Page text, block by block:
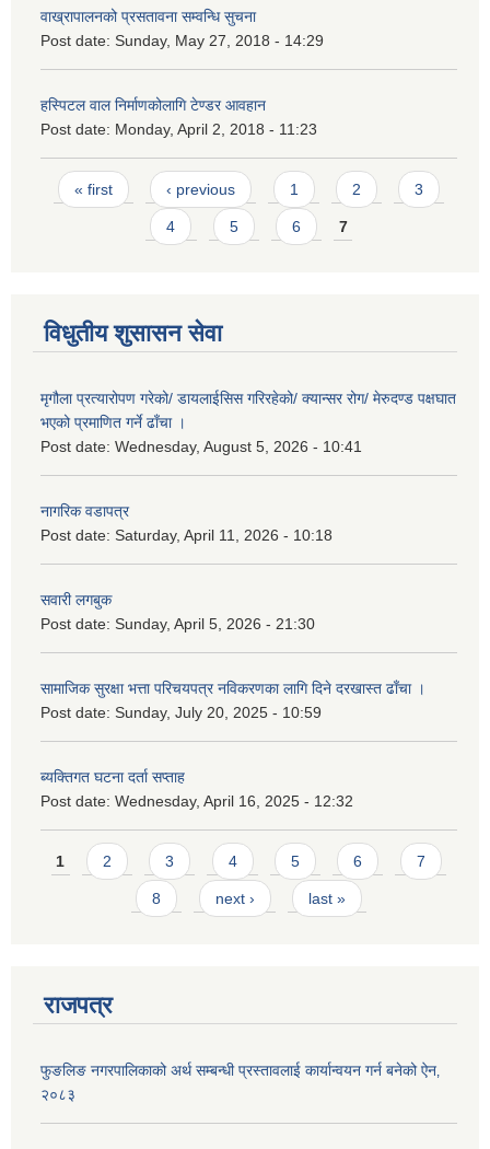
वाख्रापालनको प्रसतावना सम्वन्धि सुचना
Post date: Sunday, May 27, 2018 - 14:29
हस्पिटल वाल निर्माणकोलागि टेण्डर आवहान
Post date: Monday, April 2, 2018 - 11:23
Pages
« first ‹ previous 1 2 3
4 5 6 7
विधुतीय शुसासन सेवा
मृगौला प्रत्यारोपण गरेको/ डायलाईसिस गरिरहेको/ क्यान्सर रोग/ मेरुदण्ड पक्षघात
भएको प्रमाणित गर्ने ढाँचा ।
Post date: Wednesday, August 5, 2026 - 10:41
नागरिक वडापत्र
Post date: Saturday, April 11, 2026 - 10:18
सवारी लगबुक
Post date: Sunday, April 5, 2026 - 21:30
सामाजिक सुरक्षा भत्ता परिचयपत्र नविकरणका लागि दिने दरखास्त ढाँचा ।
Post date: Sunday, July 20, 2025 - 10:59
ब्यक्तिगत घटना दर्ता सप्ताह
Post date: Wednesday, April 16, 2025 - 12:32
Pages
1 2 3 4 5 6 7
8 next › last »
राजपत्र
फुङलिङ नगरपालिकाको अर्थ सम्बन्धी प्रस्तावलाई कार्यान्वयन गर्न बनेको ऐन‚
२०८३